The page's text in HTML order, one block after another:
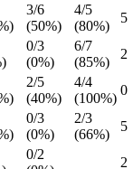
3/6
(50%)
4/5
(80%)
5
0/3
(0%)
6/7
(85%)
2
2/5
(40%)
4/4
(100%)
0
0/3
(0%)
2/3
(66%)
5
0/2
2